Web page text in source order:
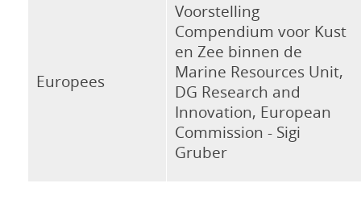
Europees
Voorstelling
Compendium voor Kust
en Zee binnen de
Marine Resources Unit,
DG Research and
Innovation, European
Commission - Sigi
Gruber